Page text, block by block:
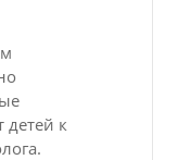
детей к